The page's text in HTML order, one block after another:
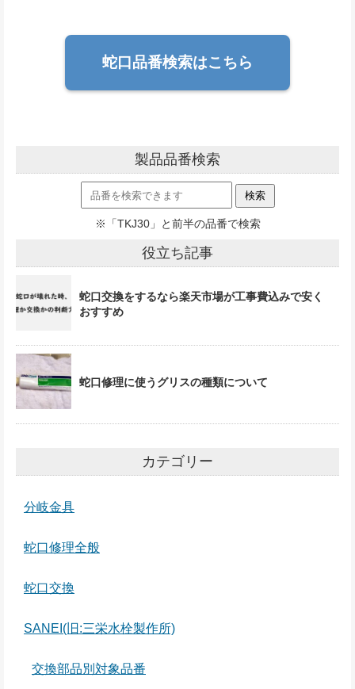
蛇口品番検索はこちら
製品品番検索
※「TKJ30」と前半の品番で検索
役立ち記事
蛇口交換をするなら楽天市場が工事費込みで安く
おすすめ
蛇口修理に使うグリスの種類について
カテゴリー
分岐金具
蛇口修理全般
蛇口交換
SANEI(旧:三栄水栓製作所)
交換部品別対象品番